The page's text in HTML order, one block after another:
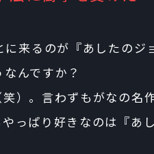
に来るのが『あしたのジ
んですか？
）。言わずもがなの名
っぱり好きなのは『あ